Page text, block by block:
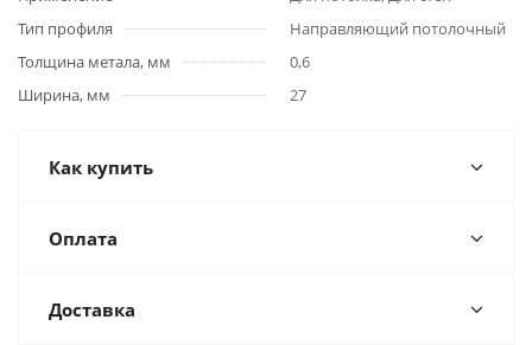
Тип профиля
Направляющий потолочный
Толщина метала, мм
0,6
Ширина, мм
27
Как купить
Оплата
Доставка